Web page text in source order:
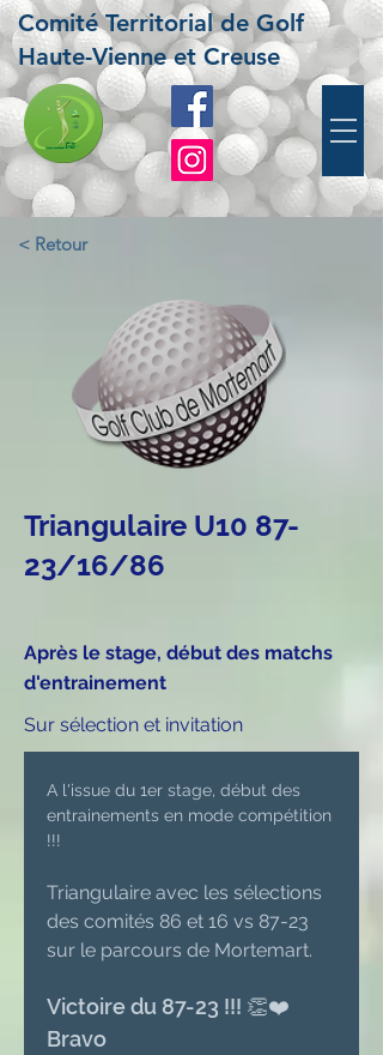
Comité Territorial de Golf
Haute-Vienne et Creuse
< Retour
Triangulaire U10 87-
23/16/86
Après le stage, début des matchs
d'entrainement
Sur sélection et invitation
A l'issue du 1er stage, début des
entrainements en mode compétition
!!!
Triangulaire avec les sélections
des comités 86 et 16 vs 87-23
sur le parcours de Mortemart.
Victoire du 87-23 !!! 👏❤️
Bravo